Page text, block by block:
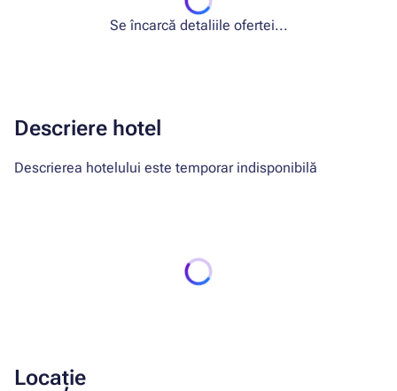
Se încarcă detaliile ofertei...
Descriere hotel
Descrierea hotelului este temporar indisponibilă
Locație